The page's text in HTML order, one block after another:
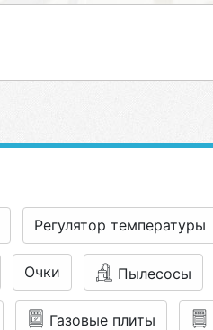
Регулятор температуры
Очки Пылесосы
Газовые плиты